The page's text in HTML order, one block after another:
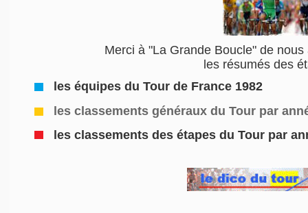
Merci à "La Grande Boucle" de
les résumés des
les équipes du Tour de France 1982
les classements généraux du Tour par
les classements des étapes du Tour par